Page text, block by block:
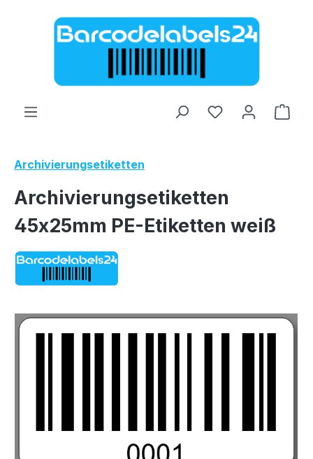
Zum Hauptinhalt springen
Archivierungsetiketten
Archivierungsetiketten
45x25mm PE-Etiketten weiß
Bildergalerie überspringen